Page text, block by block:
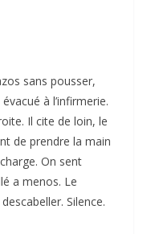
sans pousser,
à l’infirmerie.
Il cite de loin, le
de prendre la main
On sent
a menos. Le
Silence.